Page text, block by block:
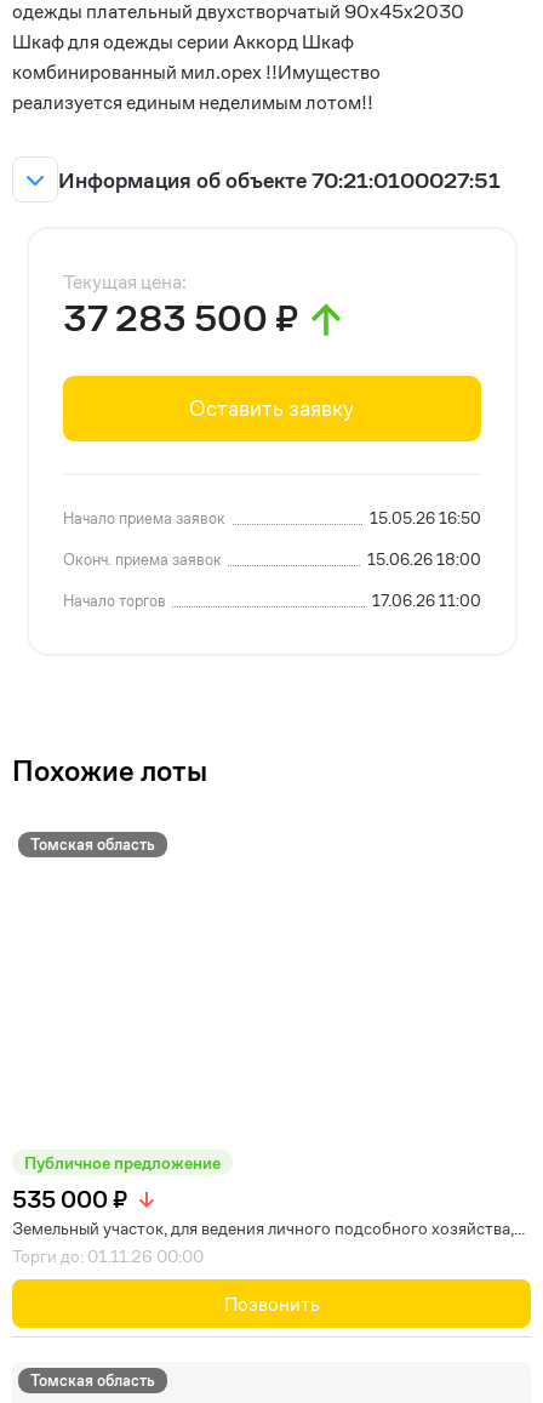
одежды плательный двухстворчатый 90х45х2030
Шкаф для одежды серии Аккорд Шкаф
комбинированный мил.орех !!Имущество
реализуется единым неделимым лотом!!
Информация об объекте 70:21:0100027:51
Текущая цена:
37 283 500 ₽
Оставить заявку
Начало приема заявок
15.05.26 16:50
Оконч. приема заявок
15.06.26 18:00
Начало торгов
17.06.26 11:00
Похожие лоты
Томская область
Публичное предложение
535 000 ₽
Земельный участок, для ведения личного подсобного хозяйства,...
Торги до: 01.11.26 00:00
Позвонить
Томская область